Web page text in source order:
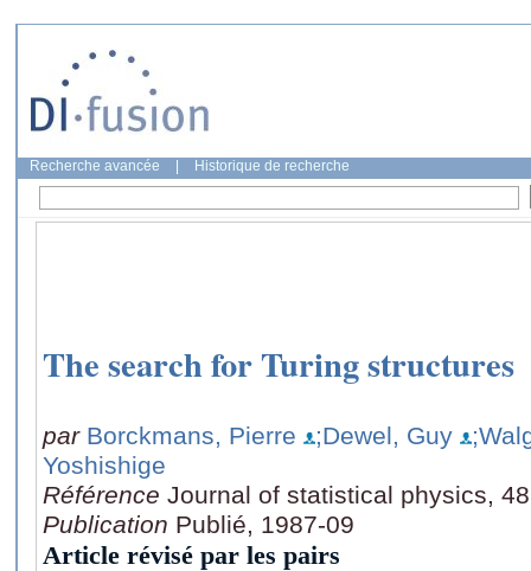
Recherche avancée Historique de recherche
The search for Turing structures
par Borckmans, Pierre ;Dewel, Guy
Yoshishige
Référence Journal of statistical physics,
Publication Publié, 1987-09
Article révisé par les pairs